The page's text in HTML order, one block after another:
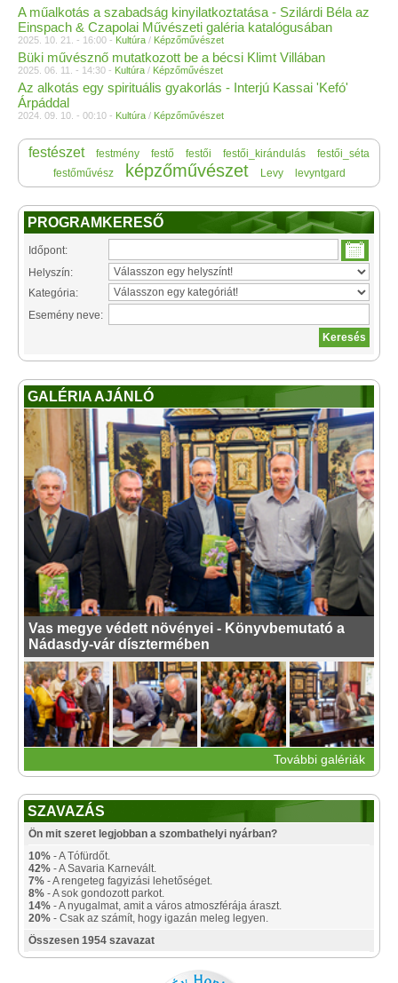
A műalkotás a szabadság kinyilatkoztatása - Szilárdi Béla az
Einspach & Czapolai Művészeti galéria katalógusában
2025. 10. 21. - 16:00 - Kultúra / Képzőművészet
Büki művésznő mutatkozott be a bécsi Klimt Villában
2025. 06. 11. - 14:30 - Kultúra / Képzőművészet
Az alkotás egy spirituális gyakorlás - Interjú Kassai 'Kefó'
Árpáddal
2024. 09. 10. - 00:10 - Kultúra / Képzőművészet
festészet festmény festő festői festői_kirándulás
festői_séta
festőművész
képzőművészet Levy levyntgard
PROGRAMKERESŐ
Időpont:
Helyszín:
Kategória:
Esemény neve:
GALÉRIA AJÁNLÓ
Vas megye védett növényei - Könyvbemutató a
Nádasdy-vár dísztermében
További galériák
SZAVAZÁS
Ön mit szeret legjobban a szombathelyi nyárban?
10% - A Tófürdőt.
42% - A Savaria Karnevált.
7% - A rengeteg fagyizási lehetőséget.
8% - A sok gondozott parkot.
14% - A nyugalmat, amit a város atmoszférája áraszt.
20% - Csak az számít, hogy igazán meleg legyen.
Összesen 1954 szavazat